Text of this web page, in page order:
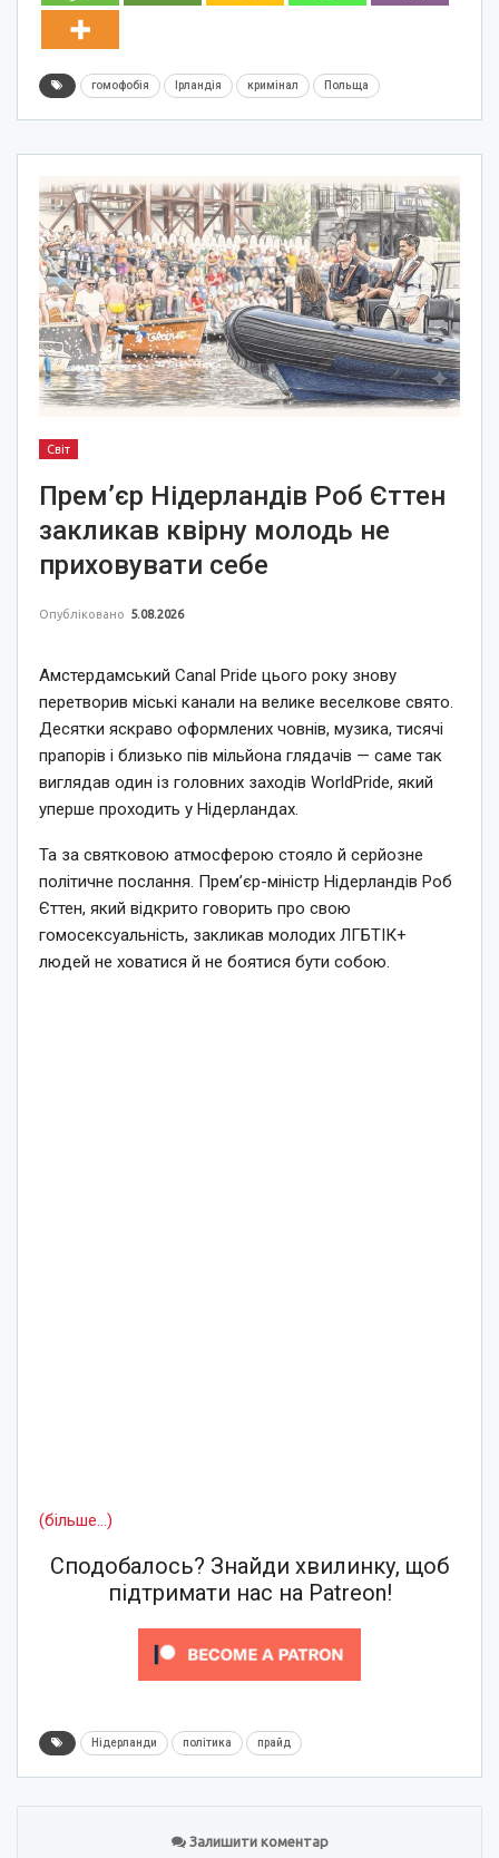
гомофобія Ірландія кримінал Польща
Світ
Прем’єр Нідерландів Роб Єттен
закликав квірну молодь не
приховувати себе
Опубліковано 5.08.2026
Амстердамський Canal Pride цього року знову
перетворив міські канали на велике веселкове свято.
Десятки яскраво оформлених човнів, музика, тисячі
прапорів і близько пів мільйона глядачів — саме так
виглядав один із головних заходів WorldPride, який
уперше проходить у Нідерландах.
Та за святковою атмосферою стояло й серйозне
політичне послання. Прем’єр-міністр Нідерландів Роб
Єттен, який відкрито говорить про свою
гомосексуальність, закликав молодих ЛГБТІК+
людей не ховатися й не боятися бути собою.
(більше…)
Сподобалось? Знайди хвилинку, щоб
підтримати нас на Patreon!
Нідерланди політика прайд
Залишити коментар